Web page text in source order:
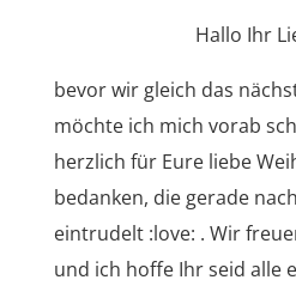
Hallo Ihr
bevor wir gleich das
möchte ich mich vorab
herzlich für Eure liebe
bedanken, die gerade
eintrudelt :love: . Wir
und ich hoffe Ihr seid alle